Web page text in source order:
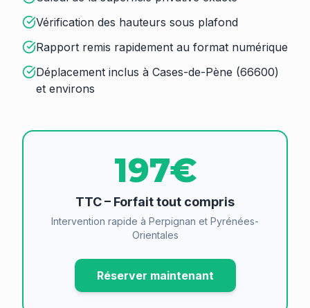
Vérification des hauteurs sous plafond
Rapport remis rapidement au format numérique
Déplacement inclus à Cases-de-Pène (66600)
et environs
197€
TTC – Forfait tout compris
Intervention rapide à Perpignan et Pyrénées-
Orientales
Réserver maintenant